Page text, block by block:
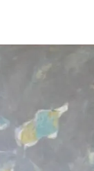
SEILER